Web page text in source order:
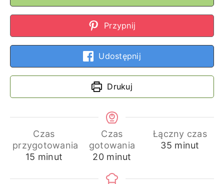
Przypnij
Udostępnij
Drukuj
Czas
przygotowania
15 minuty
minut
Czas
gotowania
20minuty
minut
Łączny czas
35minuty
minut